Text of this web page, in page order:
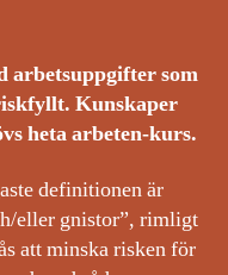
arbetsuppgifter som
Kunskaper
heta arbeten-kurs.
definitionen är
eller gnistor”, rimligt
att minska risken för